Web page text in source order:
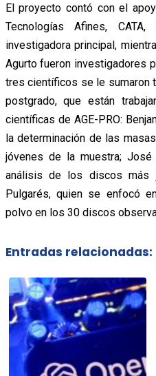
El proyecto contó con el
Tecnologías Afines,
investigadora principal,
Agurto fueron investigadores
tres científicos se le sumaron
postgrado, que están
científicas de AGE-PRO:
la determinación de las
jóvenes de la muestra;
análisis de los discos más
Pulgarés, quien se enfocó
polvo en los 30 discos
Entradas relacionadas: